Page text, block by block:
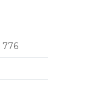
776